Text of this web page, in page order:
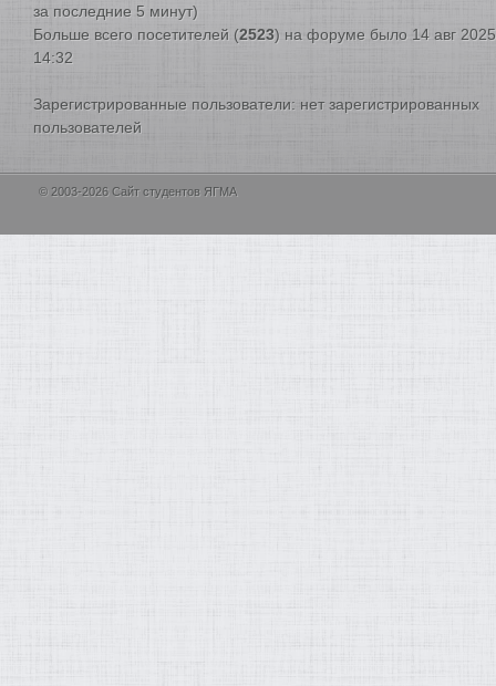
за последние 5 минут)
Больше всего посетителей (2523) на форуме было 14 авг
14:32
Зарегистрированные пользователи: нет зарегистрированных
пользователей
© 2003-2026 Сайт студентов ЯГМА